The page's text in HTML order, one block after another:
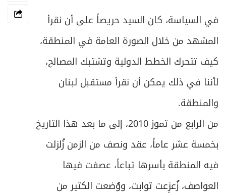
في السياسة، كان السيد حريصاً على أن نقرأ
المشهد من خلال الصورة العامة في المنطقة،
كيف تتحرك الخطط الدولية وتشتبك المصالح،
لأننا في ذلك يمكن أن نقرأ مستقبل لبنان
والمنطقة.
من الرابع من تموز 2010، إلى ما بعد هذا التاريخ
بخمسة عشر عاماً، عقد ونصف من الزمن زُلزلت
فيه المنطقة بأسرها تباعاً، عصفت فيها
العواصف، زُعزِعت ثوابت، ووُضعت الكثير من